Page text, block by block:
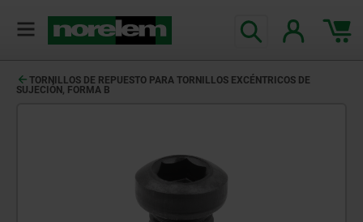
TORNILLOS DE REPUESTO PARA TORNILLOS EXCÉNTRICOS DE
SUJECIÓN, FORMA B